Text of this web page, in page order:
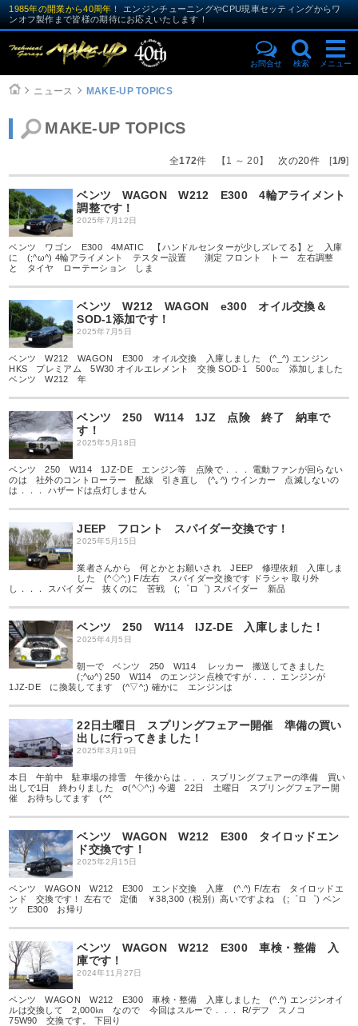
1985年の開業から40周年！
エンジンチューニングやCPU現車セッティングからワ
ンオフ製作まで皆様の期待にお応えいたします！
お問合せ 検索 メニュー
ニュース MAKE-UP TOPICS
MAKE-UP TOPICS
全172件 【1 ～ 20】 次の20件[1/9]
ベンツ WAGON W212 E300 4輪アライメント
調整です！
2025年7月12日
ベンツ ワゴン E300 4MATIC 【ハンドルセンターが少しズレてる】と 入庫
に (;^ω^) 4輪アライメント テスター設置 測定 フロント トー 左右調整
と タイヤ ローテーション しま
ベンツ W212 WAGON e300 オイル交換＆
SOD-1添加です！
2025年7月5日
ベンツ W212 WAGON E300 オイル交換 入庫しました (^_^) エンジン
HKS プレミアム 5W30 オイルエレメント 交換 SOD-1 500㏄ 添加しました
ベンツ W212 年
ベンツ 250 W114 1JZ 点険 終了 納車で
す！
2025年5月18日
ベンツ 250 W114 1JZ-DE エンジン等 点険で．．． 電動ファンが回らない
のは 社外のコントローラー 配線 引き直し (^｡^) ウインカー 点滅しないの
は．．． ハザードは点灯しません
JEEP フロント スパイダー交換です！
2025年5月15日
業者さんから 何とかとお願いされ JEEP 修理依頼 入庫しま
した (^◇^;) F/左右 スパイダー交換です ドラシャ 取り外
し．．． スパイダー 抜くのに 苦戦 (;゜ロ゜) スパイダー 新品
ベンツ 250 W114 IJZ-DE 入庫しました！
2025年4月5日
朝一で ベンツ 250 W114 レッカー 搬送してきました
(;^ω^) 250 W114 のエンジン点検ですが．．． エンジンが
1JZ-DE に換装してます (^▽^;) 確かに エンジンは
22日土曜日 スプリングフェアー開催 準備の買い
出しに行ってきました！
2025年3月19日
本日 午前中 駐車場の排雪 午後からは．．． スプリングフェアーの準備 買い
出しで1日 終わりました σ(^◇^;) 今週 22日 土曜日 スプリングフェアー開
催 お待ちしてます (^^ゞ
ベンツ WAGON W212 E300 タイロッドエン
ド交換です！
2025年2月15日
ベンツ WAGON W212 E300 エンド交換 入庫 (^.^) F/左右 タイロッドエ
ンド 交換です！ 左右で 定価 ￥38,300（税別）高いですよね (;゜ロ゜) ベン
ツ E300 お帰り
ベンツ WAGON W212 E300 車検・整備 入
庫です！
2024年11月27日
ベンツ WAGON W212 E300 車検・整備 入庫しました (^.^) エンジンオイ
ルは交換して 2,000㎞ なので 今回はスルーで．．． R/デフ スノコ
75W90 交換です。 下回り